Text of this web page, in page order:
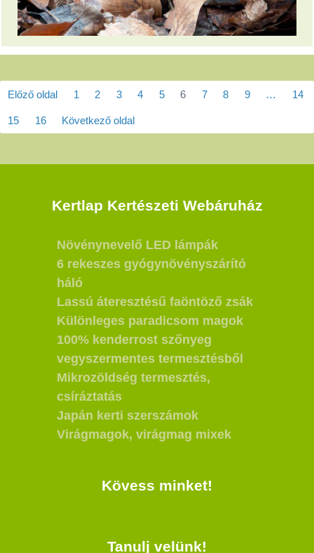
Előző oldal 1 2 3 4 5 6 7 8 9 … 14
15 16 Következő oldal
Kertlap Kertészeti Webáruház
Növénynevelő LED lámpák
6 rekeszes gyógynövényszárító
háló
Lassú áteresztésű faöntöző zsák
Különleges paradicsom magok
100% kenderrost szőnyeg
vegyszermentes termesztésből
Mikrozöldség termesztés,
csíráztatás
Japán kerti szerszámok
Virágmagok, virágmag mixek
Kövess minket!
Tanulj velünk!